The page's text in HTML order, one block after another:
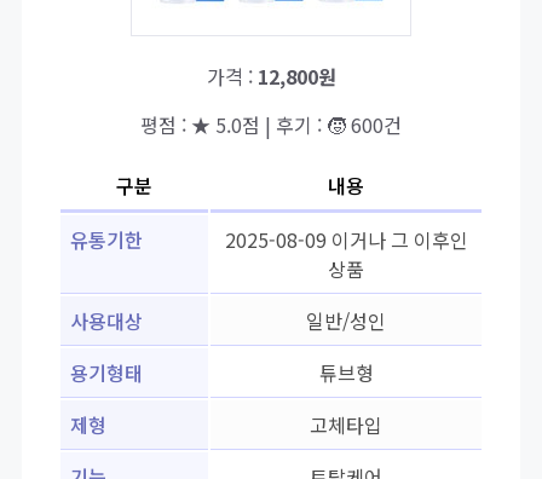
가격 : 12,800원
평점 : ★ 5.0점 | 후기 : 🧒 600건
구분
내용
유통기한
2025-08-09 이거나 그 이후인
상품
사용대상
일반/성인
용기형태
튜브형
제형
고체타입